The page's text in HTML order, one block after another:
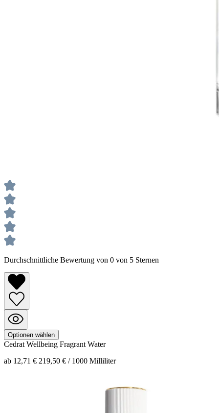
Durchschnittliche Bewertung von 0 von 5 Sternen
Optionen wählen
Cedrat Wellbeing Fragrant Water
ab 12,71 € 219,50 € / 1000 Milliliter